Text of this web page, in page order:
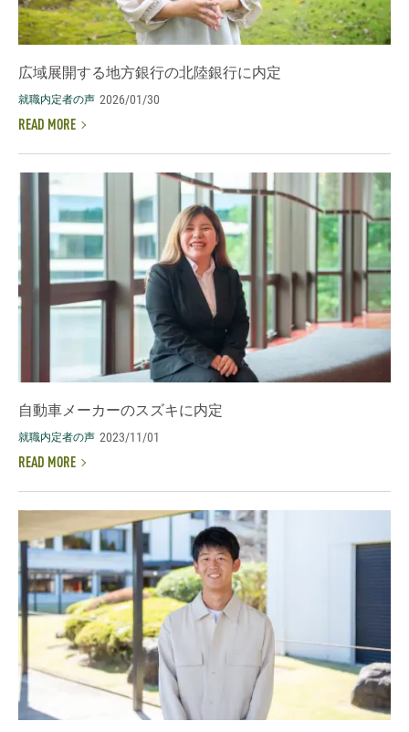
広域展開する地方銀行の北陸銀行に内定
就職内定者の声 2026/01/30
READ MORE
自動車メーカーのスズキに内定
就職内定者の声 2023/11/01
READ MORE